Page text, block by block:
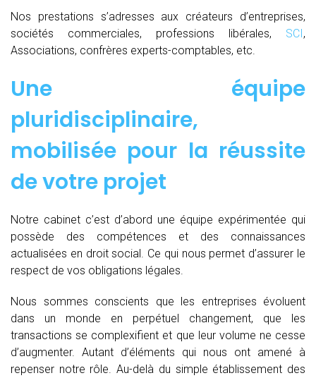
Nos prestations s’adresses aux créateurs d’entreprises,
sociétés commerciales, professions libérales, SCI,
Associations, confrères experts-comptables, etc.
Une équipe
pluridisciplinaire,
mobilisée pour la réussite
de votre projet
Notre cabinet c’est d’abord une équipe expérimentée qui
possède des compétences et des connaissances
actualisées en droit social. Ce qui nous permet d’assurer le
respect de vos obligations légales.
Nous sommes conscients que les entreprises évoluent
dans un monde en perpétuel changement, que les
transactions se complexifient et que leur volume ne cesse
d’augmenter. Autant d’éléments qui nous ont amené à
repenser notre rôle. Au-delà du simple établissement des